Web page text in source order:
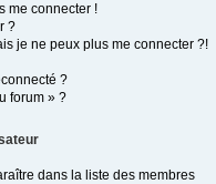
me connecter !
?
je ne peux plus me connecter ?!
?
forum » ?
dans la liste des membres